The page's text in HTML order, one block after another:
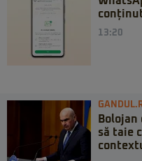
13:20
Bolojan
să taie